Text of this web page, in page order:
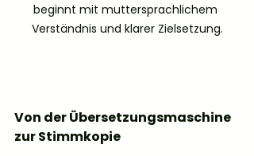
beginnt mit muttersprachlichem
Verständnis und klarer Zielsetzung.
Von der Übersetzungsmaschine
zur Stimmkopie